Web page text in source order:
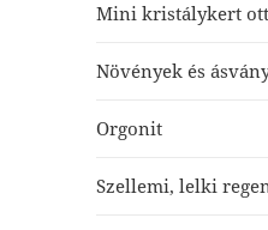
Mini kristálykert
Növények és
Orgonit
Szellemi, lelki